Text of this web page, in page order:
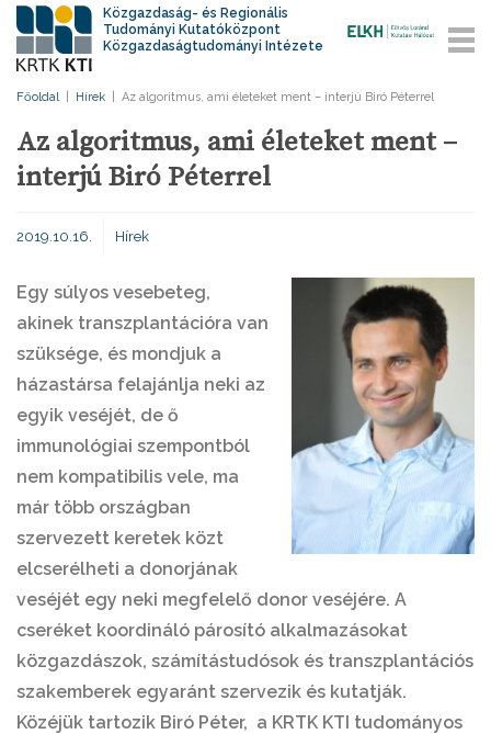
Közgazdaság- és Regionális
Tudományi Kutatóközpont
Közgazdaságtudományi Intézete
Főoldal Hírek Az algoritmus, ami életeket ment – interjú Biró Péterrel
Az algoritmus, ami életeket ment –
interjú Biró Péterrel
2019.10.16. Hírek
Egy súlyos vesebeteg,
akinek transzplantációra van
szüksége, és mondjuk a
házastársa felajánlja neki az
egyik veséjét, de ő
immunológiai szempontból
nem kompatibilis vele, ma
már több országban
szervezett keretek közt
elcserélheti a donorjának
veséjét egy neki megfelelő donor veséjére. A
cseréket koordináló párosító alkalmazásokat
közgazdászok, számítástudósok és transzplantációs
szakemberek egyaránt szervezik és kutatják.
Közéjük tartozik Biró Péter, a KRTK KTI tudományos